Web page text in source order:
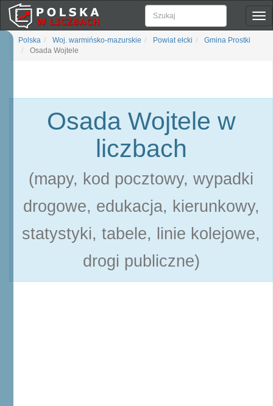
Polska Woj. warmińsko-mazurskie Powiat ełcki
Gmina Prostki
Osada Wojtele
Osada Wojtele w
liczbach
(mapy, kod pocztowy, wypadki
drogowe, edukacja, kierunkowy,
statystyki, tabele, linie kolejowe,
drogi publiczne)